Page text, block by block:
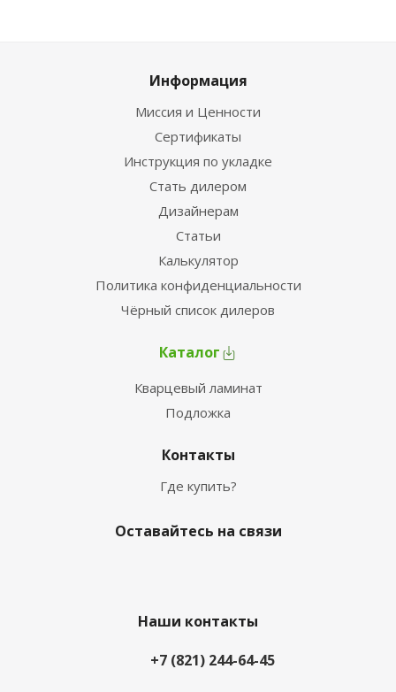
Информация
Миссия и Ценности
Сертификаты
Инструкция по укладке
Стать дилером
Дизайнерам
Статьи
Калькулятор
Политика конфиденциальности
Чёрный список дилеров
Каталог
Кварцевый ламинат
Подложка
Контакты
Где купить?
Оставайтесь на связи
Наши контакты
+7 (821) 244-64-45